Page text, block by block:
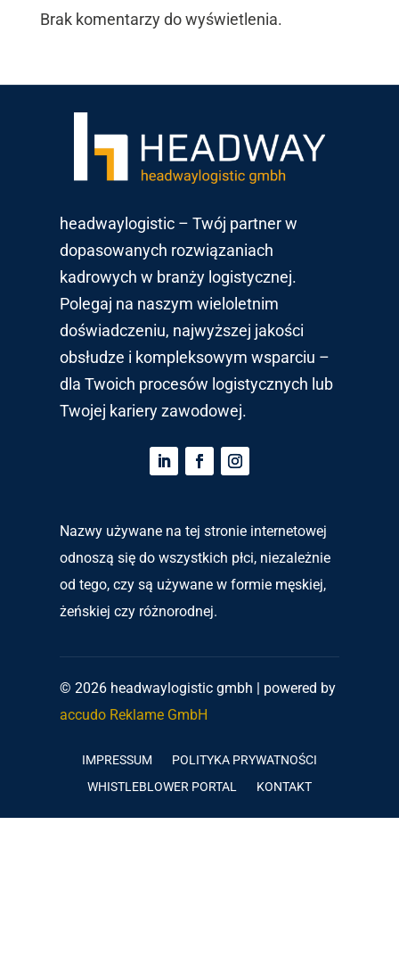
Brak komentarzy do wyświetlenia.
headwaylogistic – Twój partner w
dopasowanych rozwiązaniach
kadrowych w branży logistycznej.
Polegaj na naszym wieloletnim
doświadczeniu, najwyższej jakości
obsłudze i kompleksowym wsparciu –
dla Twoich procesów logistycznych lub
Twojej kariery zawodowej.
Nazwy używane na tej stronie internetowej
odnoszą się do wszystkich płci, niezależnie
od tego, czy są używane w formie męskiej,
żeńskiej czy różnorodnej.
© 2026 headwaylogistic gmbh | powered by
accudo Reklame GmbH
IMPRESSUM
POLITYKA PRYWATNOŚCI
WHISTLEBLOWER PORTAL
KONTAKT